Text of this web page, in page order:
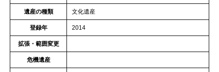
遺産の種類 文化遺産
登録年 2014
拡張・範囲変更
危機遺産